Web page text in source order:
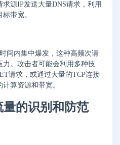
源IP发送大量DNS请求，利用
带宽。
间内集中爆发，这种高频次请
。攻击者可能会利用多种技
请求，或通过大量的TCP连接
算资源和带宽。
的识别和防范